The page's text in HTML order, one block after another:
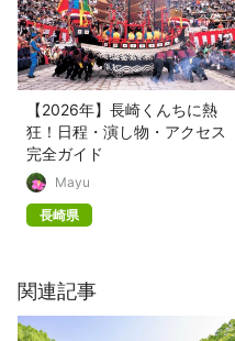
【2026年】長崎くんちに熱
狂！日程・演し物・アクセス
完全ガイド
Mayu
長崎県
関連記事